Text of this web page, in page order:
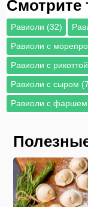
Смотрите
Равиоли (32)
Равиоли с
Равиоли с
Равиоли с сыром
Равиоли с